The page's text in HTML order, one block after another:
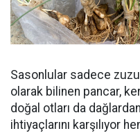
Sasonlular sadece
olarak bilinen pancar,
doğal otları da
ihtiyaçlarını karşılıyor